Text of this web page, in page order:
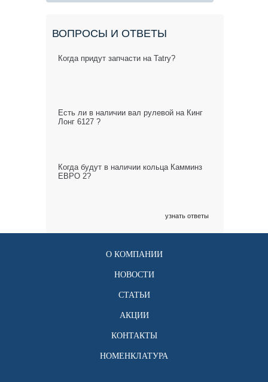
ВОПРОСЫ И ОТВЕТЫ
Когда придут запчасти на Tatry?
Есть ли в наличии вал рулевой на Кинг
Лонг 6127 ?
Когда будут в наличии кольца Камминз
ЕВРО 2?
узнать ответы
О КОМПАНИИ
НОВОСТИ
СТАТЬИ
АКЦИИ
КОНТАКТЫ
НОМЕНКЛАТУРА